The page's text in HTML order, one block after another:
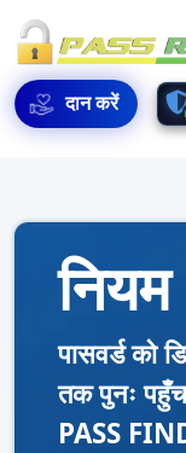
दान करें
नियम
पासवर्ड को
तक पुनः
PASS